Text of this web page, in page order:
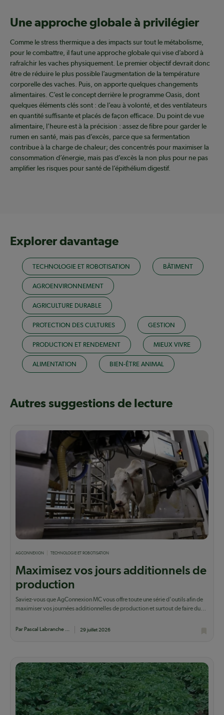
Une approche globale à privilégier
Comme le stress thermique a des impacts sur tout le métabolisme,
pour le combattre, il faut une approche globale qui vise d’abord à
rafraîchir les vaches physiquement. Le premier objectif devrait donc
être de réduire le plus possible l’augmentation de la température
corporelle des vaches. Puis, on apporte quelques changements
alimentaires. C’est le concept derrière le programme Oasis, dont
quelques éléments clés sont : de l’eau à volonté, et des ventilateurs
en quantité suffisante et placés de façon efficace. Du point de vue
alimentaire, l’heure est à la précision : assez de fibre pour garder le
rumen en santé, mais pas d’excès, parce que sa fermentation
contribue à la charge de chaleur; des concentrés pour maximiser la
consommation d’énergie, mais pas d’excès la non plus pour ne pas
amplifier les risques pour santé de l’épithélium digestif.
Explorer davantage
TECHNOLOGIE ET ROBOTISATION BÂTIMENT
AGROENVIRONNEMENT
AGRICULTURE DURABLE
PROTECTION DES CULTURES GESTION
PRODUCTION ET RENDEMENT MIEUX VIVRE
ALIMENTATION BIEN-ÊTRE ANIMAL
Autres suggestions de lecture
AGCONNEXION TECHNOLOGIE ET ROBOTISATION
Maximisez vos jours additionnels de
production
Saviez-vous que AgConnexion MC vous offre toute une série d'outils afin de
maximiser vos journées additionnelles de production et surtout de faire du
Par Pascal Labranche ... 29 juillet 2026